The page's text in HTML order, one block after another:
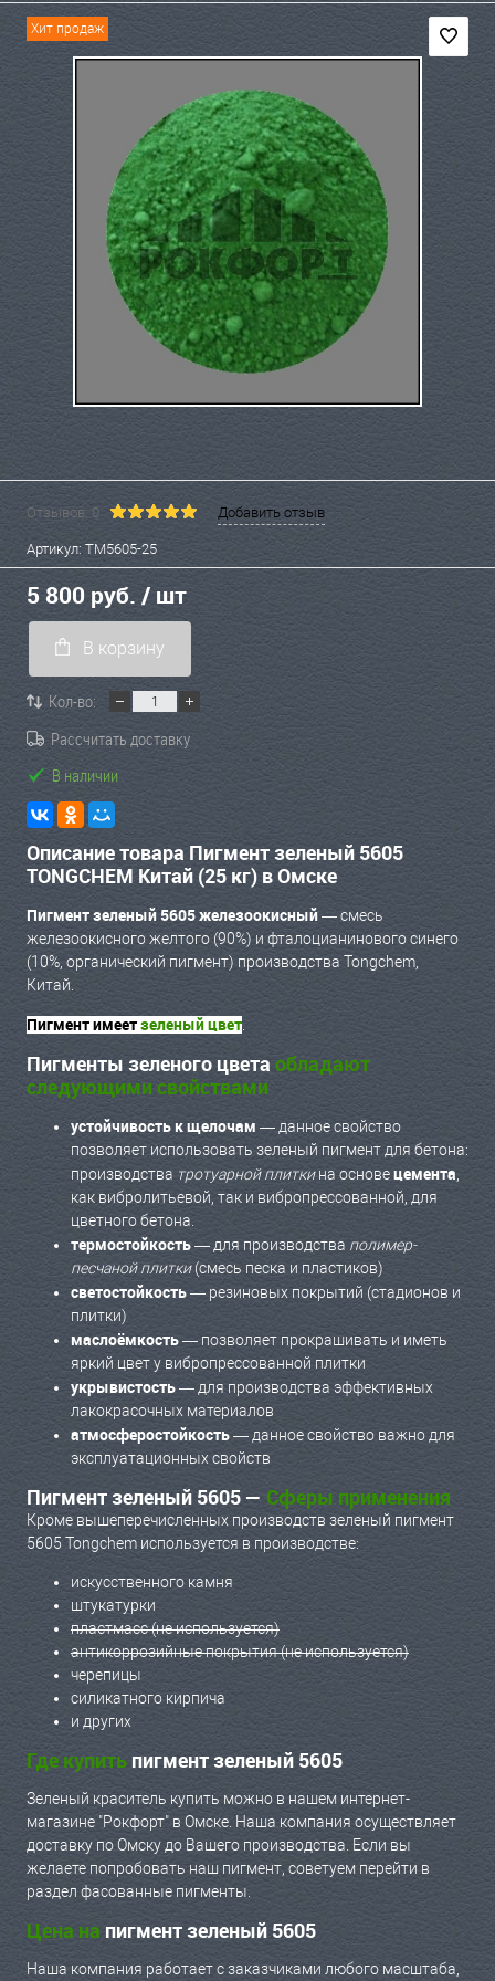
Хит продаж
Отзывов: 0 Добавить отзыв
Артикул: TM5605-25
5 800 руб. / шт
В корзину
Кол-во:
Рассчитать доставку
В наличии
Описание товара Пигмент зеленый 5605
TONGCHEM Китай (25 кг) в Омске
Пигмент зеленый 5605 железоокисный— смесь
железоокисного желтого (90%) и фталоцианинового синего
(10%, органический пигмент) производства Tongchem,
Китай.
Пигмент имеетзеленый цвет
Пигменты зеленого цветаобладают
следующими свойствами
устойчивость к щелочам — данное свойство
позволяет использовать зеленый пигмент для бетона:
производства тротуарной плиткина основецемента
как вибролитьевой, так и вибропрессованной, для
цветного бетона.
термостойкость— для производства полимер-
песчаной плитки(смесь песка и пластиков)
светостойкость— резиновых покрытий (стадионов и
плитки)
маслоёмкость— позволяет прокрашивать и иметь
яркий цвет у вибропрессованной плитки
укрывистость— для производства эффективных
лакокрасочных материалов
атмосферостойкость— данное свойство важно для
эксплуатационных свойств
Пигмент зеленый 5605 — Сферы применения
Кроме вышеперечисленных производств зеленый пигмент
5605 Tongchem используется в производстве:
искусственного камня
штукатурки
пластмасс (не используется)
антикоррозийные покрытия (не используется)
черепицы
силикатного кирпича
и других
Где купить пигмент зеленый 5605
Зеленый краситель купить можно в нашем интернет-
магазине "Рокфорт" в Омске. Наша компания осуществляет
доставку по Омску до Вашего производства. Если вы
желаете попробовать наш пигмент, советуем перейти в
раздел фасованные пигменты.
Цена на пигмент зеленый 5605
Наша компания работает с заказчиками любого масштаба,